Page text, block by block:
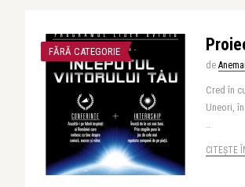
FĂRĂ CATEGORIE
de
Cred în
Uneori,
..
CITEȘTE